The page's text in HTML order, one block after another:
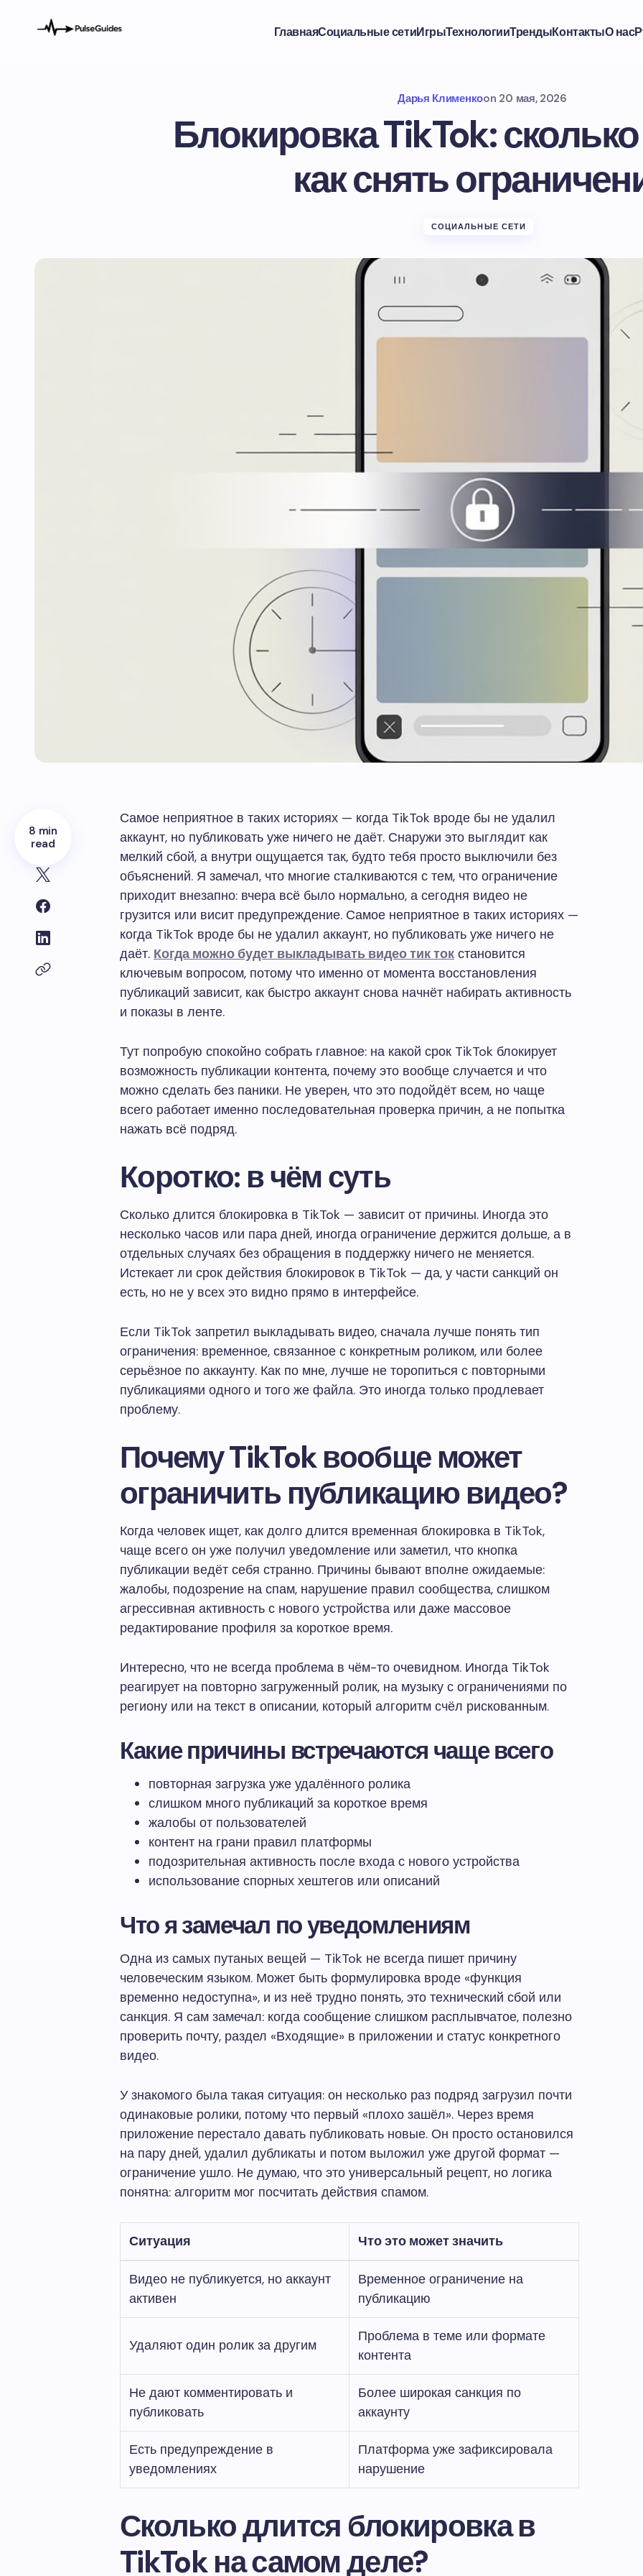
ГлавнаяСоциальные сетиИгрыТехнологииТрендыКонтактыО нас
Дарья Клименкоon 20 мая, 2026
Блокировка TikTok:
как снять
СОЦИАЛЬНЫЕ СЕТИ
8 min
read
Самое неприятное в таких историях — когда TikTok вроде бы не удалил
аккаунт, но публиковать уже ничего не даёт. Снаружи это выглядит как
мелкий сбой, а внутри ощущается так, будто тебя просто выключили без
объяснений. Я замечал, что многие сталкиваются с тем, что ограничение
приходит внезапно: вчера всё было нормально, а сегодня видео не
грузится или висит предупреждение. Самое неприятное в таких историях —
когда TikTok вроде бы не удалил аккаунт, но публиковать уже ничего не
даёт. Когда можно будет выкладывать видео тик ток становится
ключевым вопросом, потому что именно от момента восстановления
публикаций зависит, как быстро аккаунт снова начнёт набирать активность
и показы в ленте.
Тут попробую спокойно собрать главное: на какой срок TikTok блокирует
возможность публикации контента, почему это вообще случается и что
можно сделать без паники. Не уверен, что это подойдёт всем, но чаще
всего работает именно последовательная проверка причин, а не попытка
нажать всё подряд.
Коротко: в чём суть
Сколько длится блокировка в TikTok — зависит от причины. Иногда это
несколько часов или пара дней, иногда ограничение держится дольше, а в
отдельных случаях без обращения в поддержку ничего не меняется.
Истекает ли срок действия блокировок в TikTok — да, у части санкций он
есть, но не у всех это видно прямо в интерфейсе.
Если TikTok запретил выкладывать видео, сначала лучше понять тип
ограничения: временное, связанное с конкретным роликом, или более
серьёзное по аккаунту. Как по мне, лучше не торопиться с повторными
публикациями одного и того же файла. Это иногда только продлевает
проблему.
Почему TikTok вообще может
ограничить публикацию видео?
Когда человек ищет, как долго длится временная блокировка в TikTok,
чаще всего он уже получил уведомление или заметил, что кнопка
публикации ведёт себя странно. Причины бывают вполне ожидаемые:
жалобы, подозрение на спам, нарушение правил сообщества, слишком
агрессивная активность с нового устройства или даже массовое
редактирование профиля за короткое время.
Интересно, что не всегда проблема в чём-то очевидном. Иногда TikTok
реагирует на повторно загруженный ролик, на музыку с ограничениями по
региону или на текст в описании, который алгоритм счёл рискованным.
Какие причины встречаются чаще всего
повторная загрузка уже удалённого ролика
слишком много публикаций за короткое время
жалобы от пользователей
контент на грани правил платформы
подозрительная активность после входа с нового устройства
использование спорных хештегов или описаний
Что я замечал по уведомлениям
Одна из самых путаных вещей — TikTok не всегда пишет причину
человеческим языком. Может быть формулировка вроде «функция
временно недоступна», и из неё трудно понять, это технический сбой или
санкция. Я сам замечал: когда сообщение слишком расплывчатое, полезно
проверить почту, раздел «Входящие» в приложении и статус конкретного
видео.
У знакомого была такая ситуация: он несколько раз подряд загрузил почти
одинаковые ролики, потому что первый «плохо зашёл». Через время
приложение перестало давать публиковать новые. Он просто остановился
на пару дней, удалил дубликаты и потом выложил уже другой формат —
ограничение ушло. Не думаю, что это универсальный рецепт, но логика
понятна: алгоритм мог посчитать действия спамом.
Ситуация Что это может значить
Видео не публикуется, но аккаунт
активен
Временное ограничение на
публикацию
Удаляют один ролик за другим
Проблема в теме или формате
контента
Не дают комментировать и
публиковать
Более широкая санкция по
аккаунту
Есть предупреждение в
уведомлениях
Платформа уже зафиксировала
нарушение
Сколько длится блокировка в
TikTok на самом деле?